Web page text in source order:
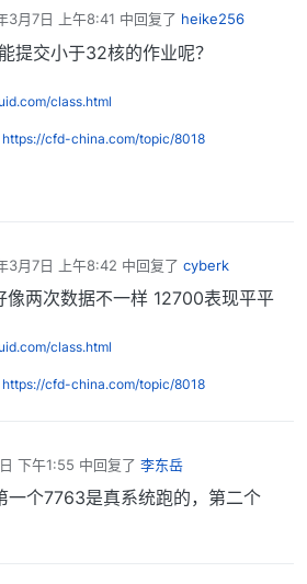
3月7日 上午8:41 中回复了 heike256
提交小于32核的作业呢？
class.html
https://cfd-china.com/topic/8018
3月7日 上午8:42 中回复了 cyberk
像两次数据不一样 12700表现平平
class.html
https://cfd-china.com/topic/8018
下午1:55 中回复了 李东岳
一个7763是真系统跑的，第二个